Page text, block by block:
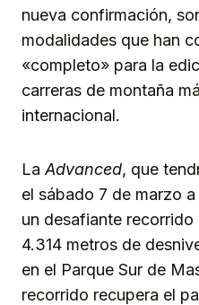
nueva confirmación,
modalidades que han
«completo» para la
carreras de montaña
internacional.
La Advanced, que
el sábado 7 de marzo
un desafiante
4.314 metros de
en el Parque Sur de
recorrido recupera el